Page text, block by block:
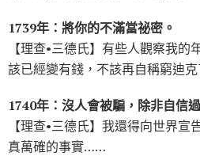
1739年：將你的不滿當祕密。
【理查•三德氏】有些人觀察我
該已經變有錢，不該再自稱窮迪
1740年：沒人會被騙，除非自信
【理查•三德氏】我還得向世界
真萬確的事實……